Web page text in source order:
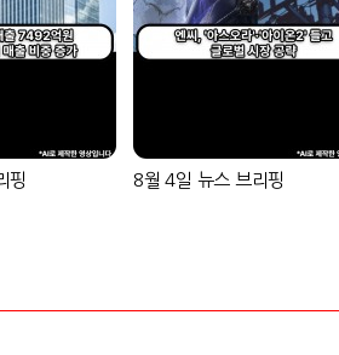
핑 8월 4일 뉴스 브리핑